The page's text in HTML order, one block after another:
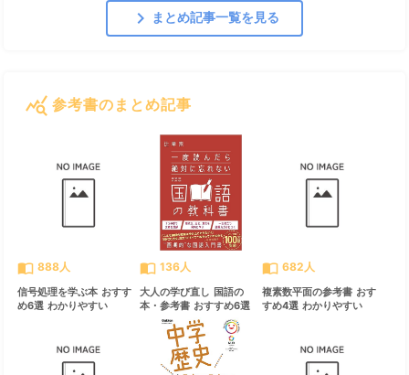
chevron_right まとめ記事一覧を見る
query_stats 参考書のまとめ記事
import_contacts 888人
信号処理を学ぶ本 おすす
め6選 わかりやすい
import_contacts 136人
大人の学び直し 国語の
本・参考書 おすすめ6選
import_contacts 682人
複素数平面の参考書 おす
すめ4選 わかりやすい